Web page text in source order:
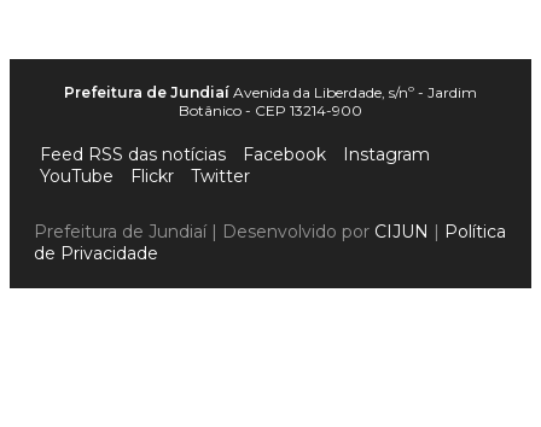
Prefeitura de Jundiaí Avenida da Liberdade, s/nº - Jardim
Botânico - CEP 13214-900
Feed RSS das notícias Facebook
Instagram
YouTube
Flickr Twitter
Prefeitura de Jundiaí | Desenvolvido por CIJUN | Política
de Privacidade